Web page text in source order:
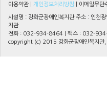
이용약관| 개인정보처리방침 이메일무단
시설명 : 강화군장애인복지관 주소 : 인천
지관
전화 : 032-934-8464 | 팩스 : 032-
copyright (c) 2015 강화군장애인복지